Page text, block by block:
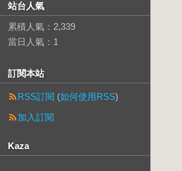
站台人氣
累積人氣： 2,339
當日人氣： 1
訂閱本站
RSS訂閱 (如何使用RSS)
加入訂閱
Kaza